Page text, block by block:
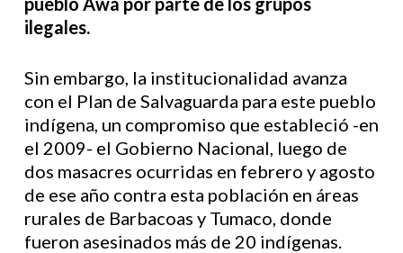
ilegales.
Sin embargo, la institucionalidad avanza
con el Plan de Salvaguarda para este pueblo
indígena, un compromiso que estableció -en
el 2009- el Gobierno Nacional, luego de
dos masacres ocurridas en febrero y agosto
de ese año contra esta población en áreas
rurales de Barbacoas y Tumaco, donde
fueron asesinados más de 20 indígenas.